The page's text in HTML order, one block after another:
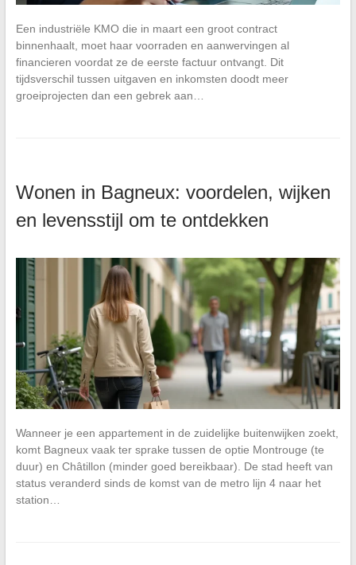
Een industriële KMO die in maart een groot contract
binnenhaalt, moet haar voorraden en aanwervingen al
financieren voordat ze de eerste factuur ontvangt. Dit
tijdsverschil tussen uitgaven en inkomsten doodt meer
groeiprojecten dan een gebrek aan…
Wonen in Bagneux: voordelen, wijken
en levensstijl om te ontdekken
Wanneer je een appartement in de zuidelijke buitenwijken zoekt,
komt Bagneux vaak ter sprake tussen de optie Montrouge (te
duur) en Châtillon (minder goed bereikbaar). De stad heeft van
status veranderd sinds de komst van de metro lijn 4 naar het
station…